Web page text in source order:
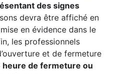
des signes
devra être affiché en
en évidence dans le
les professionnels
et de fermeture
heure de fermeture ou